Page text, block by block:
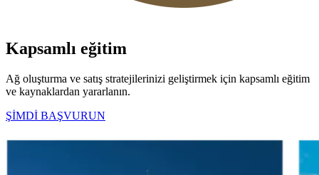
Kapsamlı eğitim
Ağ oluşturma ve satış stratejilerinizi geliştirmek için kapsamlı eğitim
ve kaynaklardan yararlanın.
ŞİMDİ BAŞVURUN